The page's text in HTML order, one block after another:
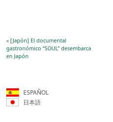
«[Japón] El documental
gastronómico “SOUL” desembarca
en Japón
ESPAÑOL
日本語